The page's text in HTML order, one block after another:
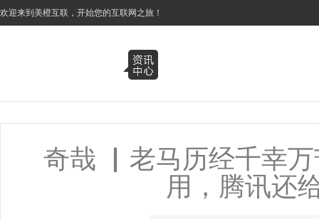
欢迎来到美橙互联，开始您的互联网之旅！
奇哉 ▏老马历经千幸
用，腾讯还